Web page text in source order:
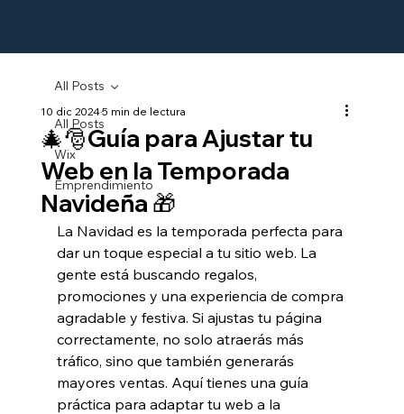
All Posts
Wix
Emprendimiento
All Posts
🎄🎅Guía para Ajustar tu
Web en la Temporada
Navideña 🎁
10 dic 20245 min de lectura
La Navidad es la temporada perfecta para
dar un toque especial a tu sitio web. La
gente está buscando regalos,
promociones y una experiencia de compra
agradable y festiva. Si ajustas tu página
correctamente, no solo atraerás más
tráfico, sino que también generarás
mayores ventas. Aquí tienes una guía
práctica para adaptar tu web a la